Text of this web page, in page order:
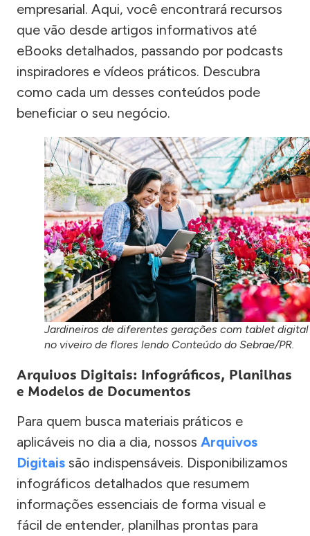
empresarial. Aqui, você encontrará recursos
que vão desde artigos informativos até
eBooks detalhados, passando por podcasts
inspiradores e vídeos práticos. Descubra
como cada um desses conteúdos pode
beneficiar o seu negócio.
Jardineiros de diferentes gerações com tablet digital
no viveiro de flores lendo Conteúdo do Sebrae/PR.
Arquivos Digitais: Infográficos, Planilhas
e Modelos de Documentos
Para quem busca materiais práticos e
aplicáveis no dia a dia, nossos Arquivos
Digitais são indispensáveis. Disponibilizamos
infográficos detalhados que resumem
informações essenciais de forma visual e
fácil de entender, planilhas prontas para